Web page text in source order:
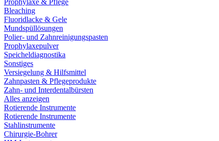
Prophylaxe & Pflege
Bleaching
Fluoridlacke & Gele
Mundspüllösungen
Polier- und Zahnreinigungspasten
Prophylaxepulver
Speicheldiagnostika
Sonstiges
Versiegelung & Hilfsmittel
Zahnpasten & Pflegeprodukte
Zahn- und Interdentalbürsten
Alles anzeigen
Rotierende Instrumente
Rotierende Instrumente
Stahlinstrumente
Chirurgie-Bohrer